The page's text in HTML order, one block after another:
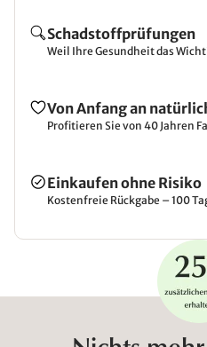
Schadstoffprüfungen
Weil Ihre Gesundheit das
Von Anfang an
Profitieren Sie von 40 Jahren
Einkaufen ohne Risiko
Kostenfreie Rückgabe – 100